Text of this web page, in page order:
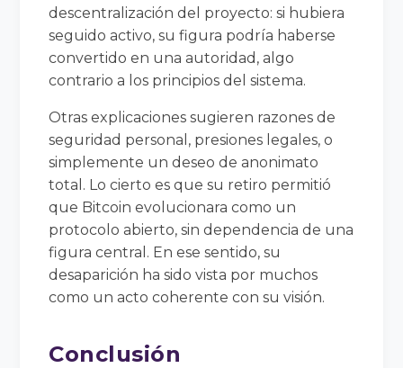
descentralización del proyecto: si hubiera
seguido activo, su figura podría haberse
convertido en una autoridad, algo
contrario a los principios del sistema.
Otras explicaciones sugieren razones de
seguridad personal, presiones legales, o
simplemente un deseo de anonimato
total. Lo cierto es que su retiro permitió
que Bitcoin evolucionara como un
protocolo abierto, sin dependencia de una
figura central. En ese sentido, su
desaparición ha sido vista por muchos
como un acto coherente con su visión.
Conclusión